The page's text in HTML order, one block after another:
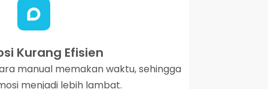
Kurang Efisien
manual memakan waktu, sehingga
menjadi lebih lambat.